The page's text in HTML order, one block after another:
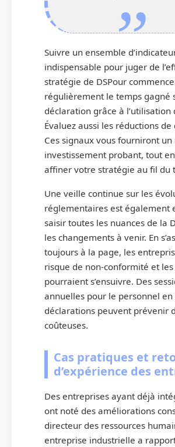
Suivre un ensemble
indispensable pour juger de
stratégie de DSPour
régulièrement le temps gagné
déclaration grâce à
Évaluez aussi les réductions
Ces signaux vous fourniront
investissement probant, tout
affiner votre stratégie au fil du
Une veille continue sur les
réglementaires est également
saisir toutes les nuances de la
les changements à venir. En
toujours à la page, les
risque de non-conformité et
pourraient s’ensuivre. Des
annuelles pour le personnel en
déclarations peuvent prévenir
coûteuses.
Cas pratiques et
d’expérience des
Des entreprises ayant déjà
ont noté des améliorations
directeur des ressources
entreprise industrielle a